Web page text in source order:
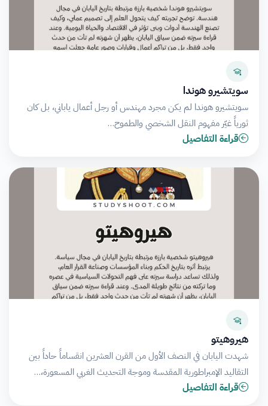
سويتشيرو هوندا
سويتشيرو هوندا لم يكن مجرد مهندس أو رجل أعمال ياباني، بل كان
ثورياً غيّر مفهوم النقل الشخصي والطموح…
قراءة التفاصيل
هيروهيتو
شهدت اليابان في النصف الأول من القرن العشرين انقساماً حاداً بين
التقاليد الإمبراطورية المقدسة وموجة التحديث الغربي المسعورة،…
قراءة التفاصيل